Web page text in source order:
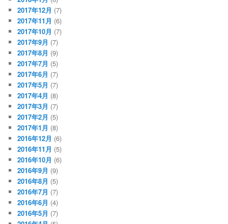
2017年12月 (7)
2017年11月 (6)
2017年10月 (7)
2017年9月 (7)
2017年8月 (9)
2017年7月 (5)
2017年6月 (7)
2017年5月 (7)
2017年4月 (8)
2017年3月 (7)
2017年2月 (5)
2017年1月 (8)
2016年12月 (6)
2016年11月 (5)
2016年10月 (6)
2016年9月 (9)
2016年8月 (5)
2016年7月 (7)
2016年6月 (4)
2016年5月 (7)